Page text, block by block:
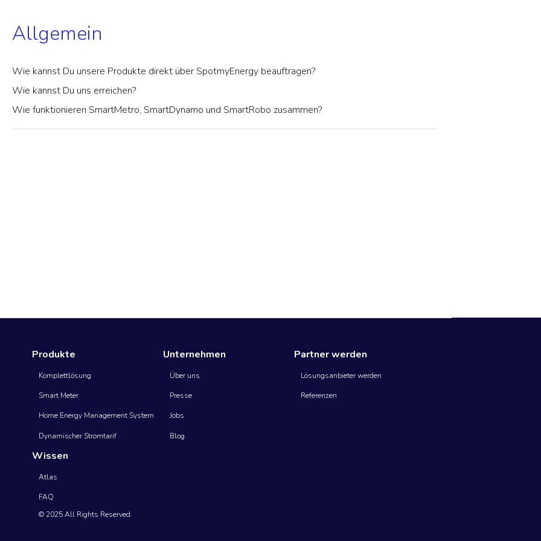
Allgemein
Wie kannst Du unsere Produkte direkt über SpotmyEnergy beauftragen?
Wie kannst Du uns erreichen?
Wie funktionieren SmartMetro, SmartDynamo und SmartRobo zusammen?
Produkte
Komplettlösung
Smart Meter
Home Energy Management System
Dynamischer Stromtarif
Unternehmen
Über uns
Presse
Jobs
Blog
Partner werden
Lösungsanbieter werden
Referenzen
Wissen
Atlas
FAQ
© 2025 All Rights Reserved.